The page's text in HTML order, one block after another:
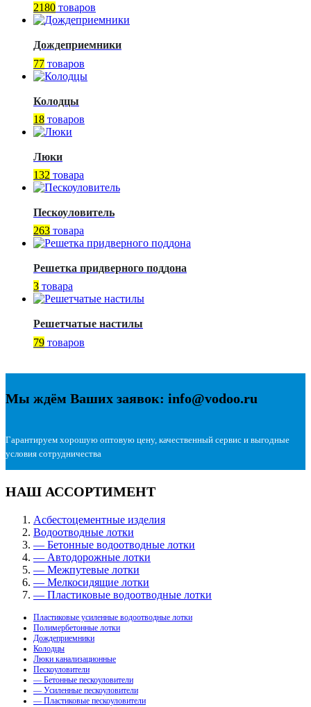
2180 товаров
Дождеприемники
77 товаров
Колодцы
18 товаров
Люки
132 товара
Пескоуловитель
263 товара
Решетка придверного поддона
3 товара
Решетчатые настилы
79 товаров
Мы ждём Ваших заявок: info@vodoo.ru
Гарантируем хорошую оптовую цену, качественный сервис и выгодные
условия сотрудничества
НАШ АССОРТИМЕНТ
Асбестоцементные изделия
Водоотводные лотки
— Бетонные водоотводные лотки
— Автодорожные лотки
— Межпутевые лотки
— Мелкосидящие лотки
— Пластиковые водоотводные лотки
Пластиковые усиленные водоотводные лотки
Полимербетонные лотки
Дождеприемники
Колодцы
Люки канализационные
Пескоуловители
— Бетонные пескоуловители
— Усиленные пескоуловители
— Пластиковые пескоуловители